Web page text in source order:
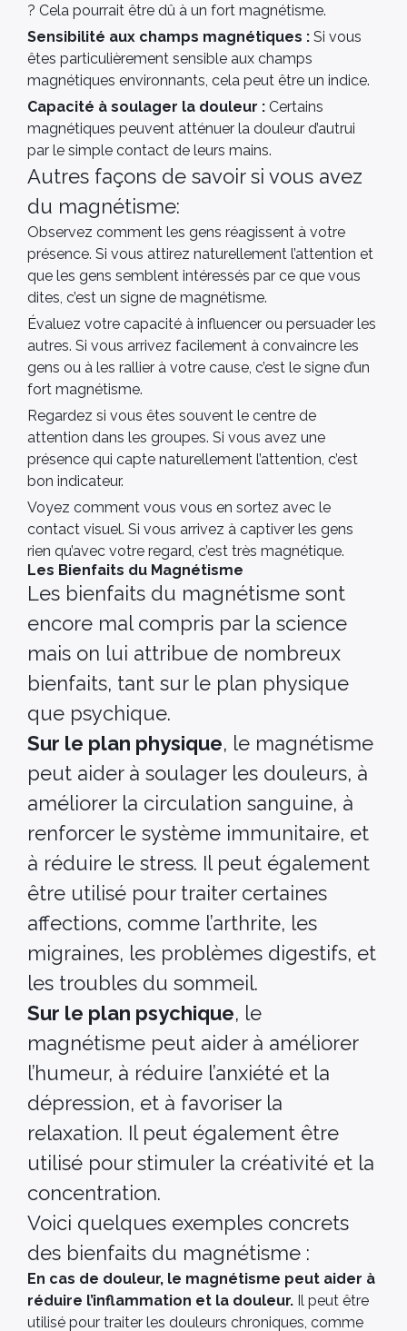
? Cela pourrait être dû à un fort magnétisme.
Sensibilité aux champs magnétiques : Si vous
êtes particulièrement sensible aux champs
magnétiques environnants, cela peut être un indice.
Capacité à soulager la douleur : Certains
magnétiques peuvent atténuer la douleur d’autrui
par le simple contact de leurs mains.
Autres façons de savoir si vous avez
du magnétisme:
Observez comment les gens réagissent à votre
présence. Si vous attirez naturellement l’attention et
que les gens semblent intéressés par ce que vous
dites, c’est un signe de magnétisme.
Évaluez votre capacité à influencer ou persuader les
autres. Si vous arrivez facilement à convaincre les
gens ou à les rallier à votre cause, c’est le signe d’un
fort magnétisme.
Regardez si vous êtes souvent le centre de
attention dans les groupes. Si vous avez une
présence qui capte naturellement l’attention, c’est
bon indicateur.
Voyez comment vous vous en sortez avec le
contact visuel. Si vous arrivez à captiver les gens
rien qu’avec votre regard, c’est très magnétique.
Les Bienfaits du Magnétisme
Les bienfaits du magnétisme sont
encore mal compris par la science
mais on lui attribue de nombreux
bienfaits, tant sur le plan physique
que psychique.
Sur le plan physique, le magnétisme
peut aider à soulager les douleurs, à
améliorer la circulation sanguine, à
renforcer le système immunitaire, et
à réduire le stress. Il peut également
être utilisé pour traiter certaines
affections, comme l’arthrite, les
migraines, les problèmes digestifs, et
les troubles du sommeil.
Sur le plan psychique, le
magnétisme peut aider à améliorer
l’humeur, à réduire l’anxiété et la
dépression, et à favoriser la
relaxation. Il peut également être
utilisé pour stimuler la créativité et la
concentration.
Voici quelques exemples concrets
des bienfaits du magnétisme :
En cas de douleur, le magnétisme peut aider à
réduire l’inflammation et la douleur. Il peut être
utilisé pour traiter les douleurs chroniques, comme